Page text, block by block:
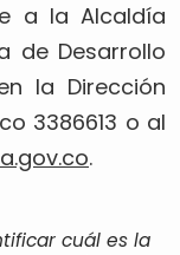
a la Alcaldía
de Desarrollo
la Dirección
3386613 o al
.
cuál es la